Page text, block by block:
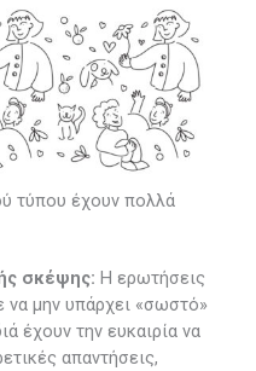
τύπου έχουν πολλά
σκέψης: Η ερωτήσεις
μην υπάρχει «σωστό»
έχουν την ευκαιρία να
απαντήσεις,